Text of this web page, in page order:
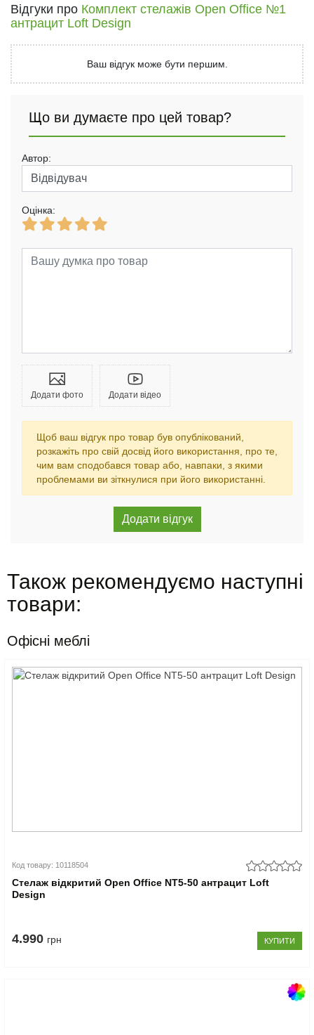
Відгуки про Комплект стелажів Open Office №1
антрацит Loft Design
Ваш відгук може бути першим.
Що ви думаєте про цей товар?
Автор:
Оцінка:
Додати фото Додати відео
Щоб ваш відгук про товар був опублікований,
розкажіть про свій досвід його використання, про те,
чим вам сподобався товар або, навпаки, з якими
проблемами ви зіткнулися при його використанні.
Також рекомендуємо наступні
товари:
Офісні меблі
Код товару: 10118504
Стелаж відкритий Open Office NT5-50 антрацит Loft
Design
4.990 грн КУПИТИ